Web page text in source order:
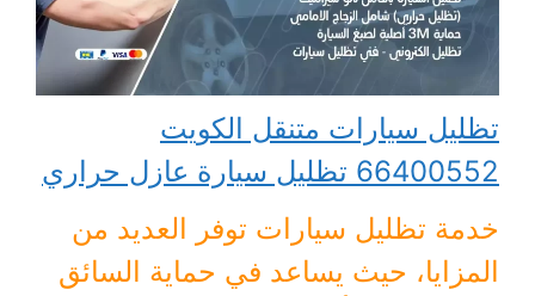
تظليل سيارات متنقل الكويت
66400552 تظليل سيارة عازل حراري
خدمة تظليل سيارات توفر العديد من
المزايا، حيث يساعد في حماية السائق